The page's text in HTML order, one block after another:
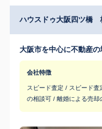
ハウスドゥ大阪四ツ橋
大阪市を中心に不動産の
会社特徴
スピード査定 / スピード
の相談可 / 離婚による売却